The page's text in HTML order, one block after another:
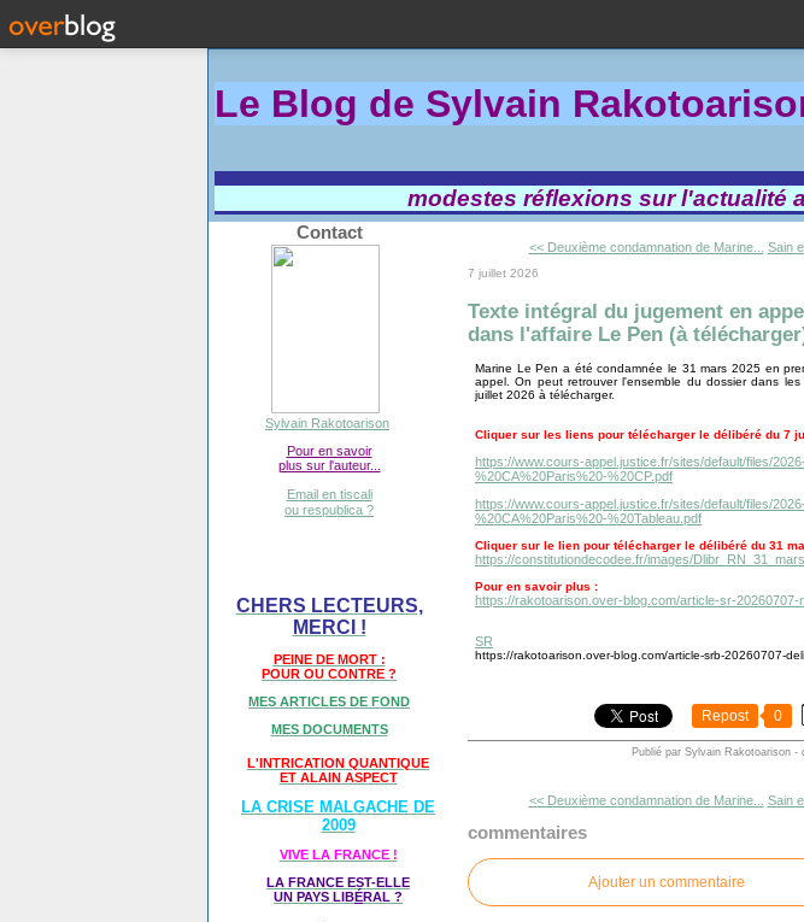
Le Blog de Sylvain Rakotoa
modestes réflexions sur l'actualité
Contact
Sylvain Rakotoarison
Pour en savoir
plus sur l'auteur...
Email en tiscali
ou respublica ?
CHERS LECTEURS,
MERCI !
PEINE DE MORT :
POUR OU CONTRE ?
MES ARTICLES DE FOND
MES DOCUMENTS
L'INTRICATION QUANTIQUE
ET ALAIN ASPECT
LA CRISE MALGACHE DE
2009
VIVE LA FRANCE !
LA FRANCE EST-ELLE
UN PAYS LIBÉRAL ?
<< Deuxième condamnation de Marine... Sain
7 juillet 2026
Texte intégral du jugement en
dans l'affaire Le Pen (à
Marine Le Pen a été condamnée le 31 mars 2025 en
appel. On peut retrouver l'ensemble du dossier dans
juillet 2026 à télécharger.
Cliquer sur les liens pour télécharger le délibéré du 7
https://www.cours-appel.justice.fr/sites/default/files/
%20CA%20Paris%20-%20CP.pdf
https://www.cours-appel.justice.fr/sites/default/files/
%20CA%20Paris%20-%20Tableau.pdf
Cliquer sur le lien pour télécharger le délibéré du 31
https://constitutiondecodee.fr/images/
Pour en savoir plus :
https://rakotoarison.over-blog.com/article-sr-20260707-
SR
https://rakotoarison.over-blog.com/article-srb-20260707-
Repost 0
Publié par Sylvain Rakotoarison -
<< Deuxième condamnation de Marine... Sain
commentaires
Ajouter un commentaire